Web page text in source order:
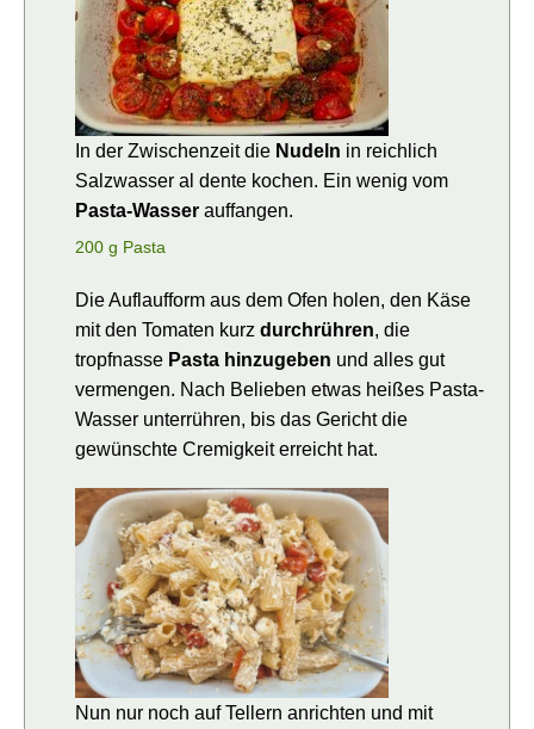
In der Zwischenzeit die Nudeln in reichlich
Salzwasser al dente kochen. Ein wenig vom
Pasta-Wasser auffangen.
200 g Pasta
Die Auflaufform aus dem Ofen holen, den Käse
mit den Tomaten kurz durchrühren, die
tropfnasse Pasta hinzugeben und alles gut
vermengen. Nach Belieben etwas heißes Pasta-
Wasser unterrühren, bis das Gericht die
gewünschte Cremigkeit erreicht hat.
Nun nur noch auf Tellern anrichten und mit